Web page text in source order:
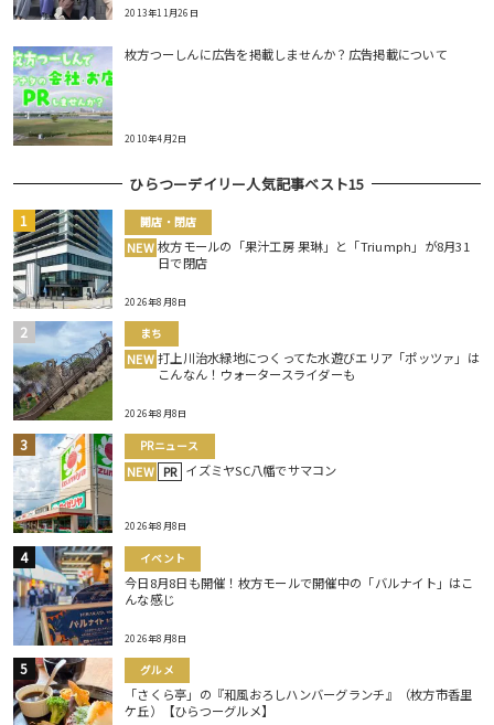
2013年11月26日
枚方つーしんに広告を掲載しませんか？広告掲載について
2010年4月2日
ひらつーデイリー人気記事ベスト15
開店・閉店
NEW 枚方モールの「果汁工房 果琳」と「Triumph」が8月31
日で閉店
2026年8月8日
まち
NEW 打上川治水緑地につくってた水遊びエリア「ポッツァ」は
こんなん！ウォータースライダーも
2026年8月8日
PRニュース
NEW PR イズミヤSC八幡でサマコン
2026年8月8日
イベント
今日8月8日も開催！枚方モールで開催中の「バルナイト」はこ
んな感じ
2026年8月8日
グルメ
「さくら亭」の『和風おろしハンバーグランチ』（枚方市香里
ケ丘）【ひらつーグルメ】